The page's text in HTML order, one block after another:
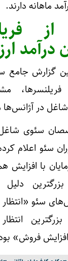
از
درآمد
گزارش جامع
در آژانس‌ها
سئوی
سئو اعلام
با
در سال ۱۴۰۳
سئو
انتظار
فروش»